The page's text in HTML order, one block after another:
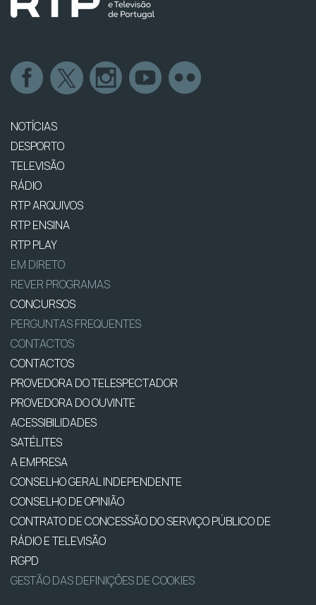
NOTÍCIAS
DESPORTO
TELEVISÃO
RÁDIO
RTP ARQUIVOS
RTP ENSINA
RTP PLAY
EM DIRETO
REVER PROGRAMAS
CONCURSOS
PERGUNTAS FREQUENTES
CONTACTOS
CONTACTOS
PROVEDORA DO TELESPECTADOR
PROVEDORA DO OUVINTE
ACESSIBILIDADES
SATÉLITES
A EMPRESA
CONSELHO GERAL INDEPENDENTE
CONSELHO DE OPINIÃO
CONTRATO DE CONCESSÃO DO SERVIÇO PÚBLICO DE
RÁDIO E TELEVISÃO
RGPD
GESTÃO DAS DEFINIÇÕES DE COOKIES